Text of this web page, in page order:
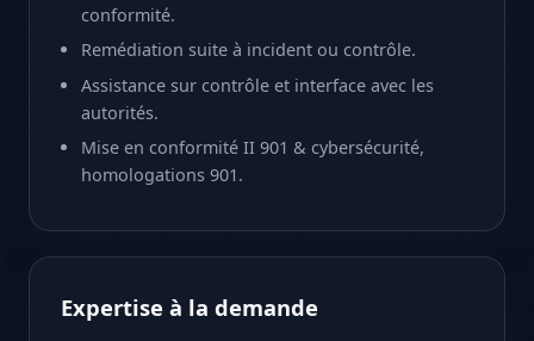
conformité.
Remédiation suite à incident ou contrôle.
Assistance sur contrôle et interface avec les
autorités.
Mise en conformité II 901 & cybersécurité,
homologations 901.
Expertise à la demande